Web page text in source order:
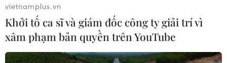
vietnamplus.vn
Khởi tố ca sĩ và giám đốc công ty giải trí vì
xâm phạm bản quyền trên YouTube